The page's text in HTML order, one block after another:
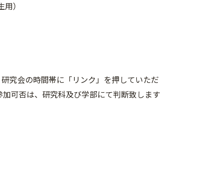
）
究会の時間帯に「リンク」を押していただ
可否は、研究科及び学部にて判断致します